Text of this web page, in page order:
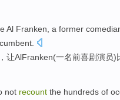
Al Franken , a former
，让AlFranken(一名前喜剧演员)
not recount the hundreds of